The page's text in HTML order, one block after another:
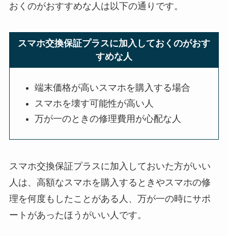
おくのがおすすめな人は以下の通りです。
スマホ交換保証プラスに加入しておくのがおす
すめな人
端末価格が高いスマホを購入する場合
スマホを壊す可能性が高い人
万が一のときの修理費用が心配な人
スマホ交換保証プラスに加入しておいた方がいい
人は、高額なスマホを購入するときやスマホの修
理を何度もしたことがある人、万が一の時にサポ
ートがあったほうがいい人です。